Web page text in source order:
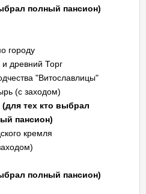
полный пансион)
городу
древний Торг
"Витославлицы"
(с заходом)
тех кто выбрал
пансион)
кремля
полный пансион)